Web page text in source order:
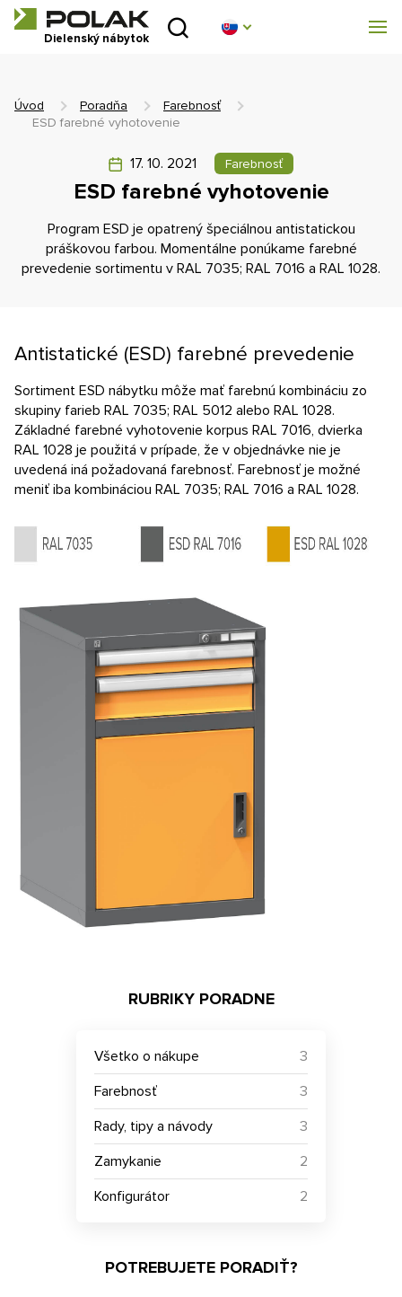
Dielenský nábytok
Úvod
Poradňa
Blog
Na stiahnutie
Obchodná sieť
Kontakt
E-dopyt
Konfigurátor
Úvod Poradňa
Farebnosť
ESD farebné vyhotovenie
17. 10. 2021 Farebnosť
ESD farebné vyhotovenie
Program ESD je opatrený špeciálnou antistatickou
práškovou farbou. Momentálne ponúkame farebné
prevedenie sortimentu v RAL 7035; RAL 7016 a RAL 1028.
Antistatické (ESD) farebné prevedenie
Sortiment ESD nábytku môže mať farebnú kombináciu zo
skupiny farieb RAL 7035; RAL 5012 alebo RAL 1028.
Základné farebné vyhotovenie korpus RAL 7016, dvierka
RAL 1028 je použitá v prípade, že v objednávke nie je
uvedená iná požadovaná farebnosť. Farebnosť je možné
meniť iba kombináciou RAL 7035; RAL 7016 a RAL 1028.
RUBRIKY PORADNE
Všetko o nákupe
3
Farebnosť
3
Rady, tipy a návody
3
Zamykanie
2
Konfigurátor
2
POTREBUJETE PORADIŤ?